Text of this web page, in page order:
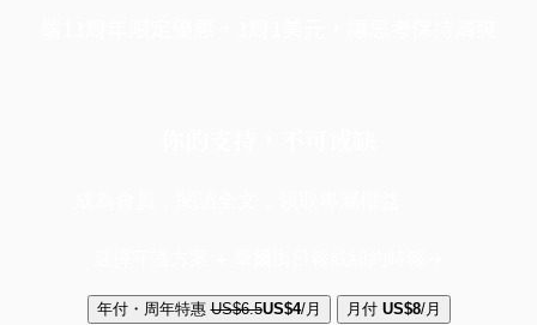
年付・周年特惠 US$6.5US$4/月 月付 US$8/月